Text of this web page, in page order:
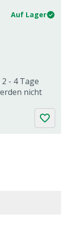
Auf Lager
- 4 Tage
nicht